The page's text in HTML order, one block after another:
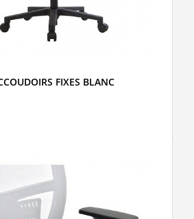
FIXES BLANC